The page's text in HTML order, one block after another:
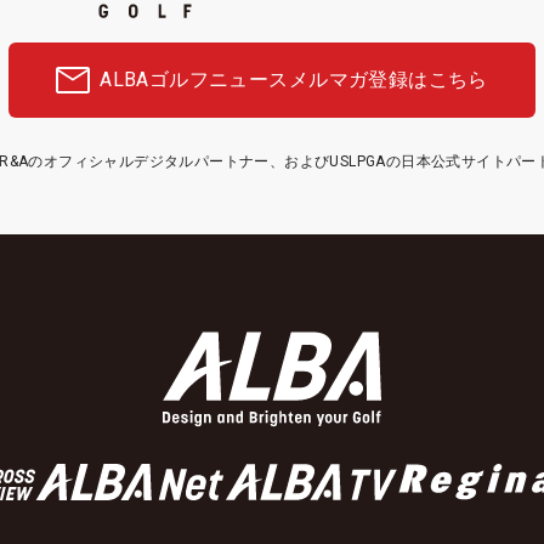
ALBAゴルフニュース メルマガ登録はこちら
のオフィシャルデジタルパートナー、およびUSLPGAの日本公式サイトパー